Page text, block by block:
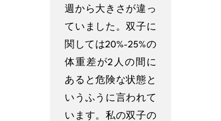
週から大きさが違っ
ていました。双子に
関しては20%-25%の
体重差が2人の間に
あると危険な状態と
いうふうに言われて
います。私の双子の